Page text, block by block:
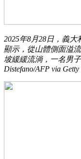
2025年8月28日，義
顯示，從山體側面溢
坡緩緩流淌，一名男
Distefano/AFP via Getty